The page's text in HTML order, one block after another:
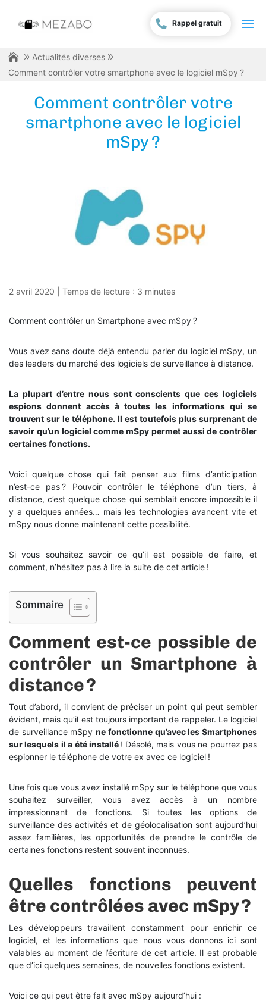
Rappel gratuit
Actualités diverses
Comment contrôler votre smartphone avec le logiciel mSpy ?
Comment contrôler votre
smartphone avec le logiciel
mSpy ?
2 avril 2020 Temps de lecture : 3 minutes
Comment contrôler un Smartphone avec mSpy ?
Vous avez sans doute déjà entendu parler du logiciel mSpy, un
des leaders du marché des logiciels de surveillance à distance.
La plupart d’entre nous sont conscients que ces logiciels
espions donnent accès à toutes les informations qui se
trouvent sur le téléphone. Il est toutefois plus surprenant de
savoir qu’un logiciel comme mSpy permet aussi de contrôler
certaines fonctions.
Voici quelque chose qui fait penser aux films d’anticipation
n’est-ce pas ? Pouvoir contrôler le téléphone d’un tiers, à
distance, c’est quelque chose qui semblait encore impossible il
y a quelques années… mais les technologies avancent vite et
mSpy nous donne maintenant cette possibilité.
Si vous souhaitez savoir ce qu’il est possible de faire, et
comment, n’hésitez pas à lire la suite de cet article !
Sommaire
Comment est-ce possible de
contrôler un Smartphone à
distance ?
Tout d’abord, il convient de préciser un point qui peut sembler
évident, mais qu’il est toujours important de rappeler. Le logiciel
de surveillance mSpy ne fonctionne qu’avec les Smartphones
sur lesquels il a été installé! Désolé, mais vous ne pourrez pas
espionner le téléphone de votre ex avec ce logiciel !
Une fois que vous avez installé mSpy sur le téléphone que vous
souhaitez surveiller, vous avez accès à un nombre
impressionnant de fonctions. Si toutes les options de
surveillance des activités et de géolocalisation sont aujourd’hui
assez familières, les opportunités de prendre le contrôle de
certaines fonctions restent souvent inconnues.
Quelles fonctions peuvent
être contrôlées avec mSpy ?
Les développeurs travaillent constamment pour enrichir ce
logiciel, et les informations que nous vous donnons ici sont
valables au moment de l’écriture de cet article. Il est probable
que d’ici quelques semaines, de nouvelles fonctions existent.
Voici ce qui peut être fait avec mSpy aujourd’hui :